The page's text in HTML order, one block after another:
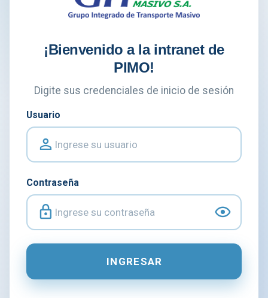
¡Bienvenido a la intranet de
PIMO!
Digite sus credenciales de inicio de sesión
Usuario
Contraseña
INGRESAR